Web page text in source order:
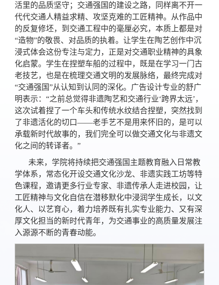
活里的品质坚守；交通强国的建设之路，同样离不开一
代代交通人精益求精、攻坚克难的工匠精神。从作品中
的反复修坯，到交通工程中的毫厘必究，本质上都是对
“造物”的敬畏、对品质的执着。让学生在陶艺创作中沉
浸式体会这份专注与定力，正是对交通职业精神的具象
化启蒙。学生在捏塑车船的过程中，既是在学习一门古
老技艺，也是在梳理交通文明的发展脉络，最终完成对
“交通强国”从认知到认同的深化。广告设计专业的舒广
明表示：“之前总觉得非遗陶艺和交通行业‘跨界太远’，
这次试着捏了一个车头和传统水纹结合捏塑，突然找到
了非遗活化的切口——老手艺不是用来怀旧的，是可以
承载新时代故事的，我们完全可以做交通文化与非遗文
化之间的转译者。”
未来，学院将持续把交通强国主题教育融入日常教
学体系，常态化开设交通文化沙龙、非遗实践工坊等特
色课程，邀请更多行业专家、非遗传承人走进校园，让
工匠精神与文化自信在潜移默化中浸润学生成长，以文
化人、以艺育心，着力培养既有扎实专业能力、又有深
厚文化担当的新时代青年，为交通事业的高质量发展注
入源源不断的青春动能。